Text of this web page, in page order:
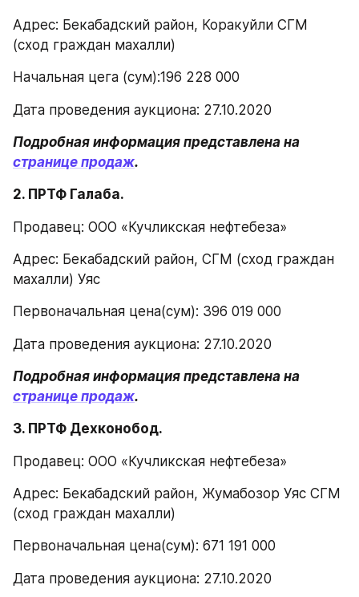
Адрес: Бекабадский район, Коракуйли СГМ
(сход граждан махалли)
Начальная цега (сум):196 228 000
Дата проведения аукциона: 27.10.2020
странице продаж.
2. ПРТФ Галаба.
Продавец: ООО «Кучликская нефтебеза»
Адрес: Бекабадский район, СГМ (сход граждан
махалли) Уяс
Первоначальная цена(сум): 396 019 000
Дата проведения аукциона: 27.10.2020
странице продаж.
3. ПРТФ Дехконобод.
Продавец: ООО «Кучликская нефтебеза»
Адрес: Бекабадский район, Жумабозор Уяс СГМ
(сход граждан махалли)
Первоначальная цена(сум): 671 191 000
Дата проведения аукциона: 27.10.2020